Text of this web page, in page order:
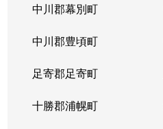
中川郡幕別町
中川郡豊頃町
足寄郡足寄町
十勝郡浦幌町